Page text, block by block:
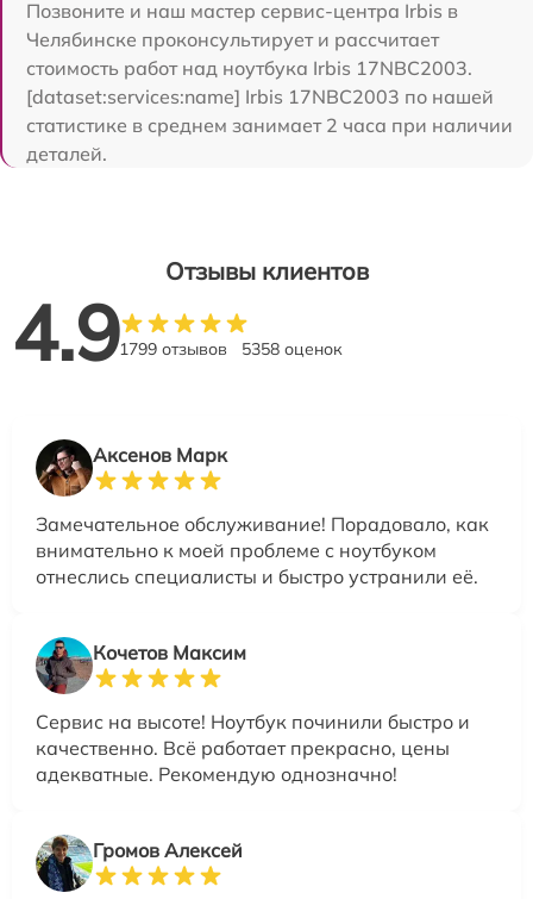
Позвоните и наш мастер сервис-центра Irbis в
Челябинске проконсультирует и рассчитает
стоимость работ над ноутбука Irbis 17NBC2003.
[dataset:services:name] Irbis 17NBC2003 по нашей
статистике в среднем занимает 2 часа при наличии
деталей.
Отзывы клиентов
4.91799 отзывов 5358 оценок
Аксенов Марк
Замечательное обслуживание! Порадовало, как
внимательно к моей проблеме с ноутбуком
отнеслись специалисты и быстро устранили её.
Кочетов Максим
Сервис на высоте! Ноутбук починили быстро и
качественно. Всё работает прекрасно, цены
адекватные. Рекомендую однозначно!
Громов Алексей